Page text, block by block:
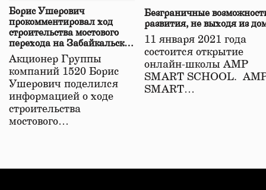
Борис Ушерович
прокомментировал ход
строительства мостового
перехода на Забайкальской
железной дороге
Акционер Группы
компаний 1520 Борис
Ушерович поделился
информацией о ходе
строительства
мостового…
Безграничные
развития, не выходя из
11 января 2021 года
состоится открытие
онлайн-школы АМР
SMART SCHOOL.
SMART…